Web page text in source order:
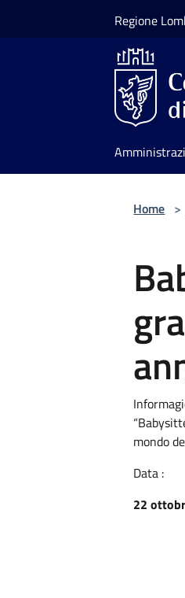
Regione
Home >
mondo
Data :
22